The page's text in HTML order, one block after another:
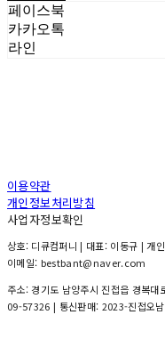
페이스북
카카오톡
라인
이용약관
개인정보처리방침
사업자정보확인
상호: 디큐컴퍼니 | 대표: 이동규 | 개
이메일: bestbant@naver.com
주소: 경기도 남양주시 진접읍 경복
09-57326 | 통신판매: 2023-진접오